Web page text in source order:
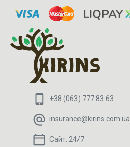
+38 (063) 777 83 63
insurance@kirins.com.ua
Сайт: 24/7